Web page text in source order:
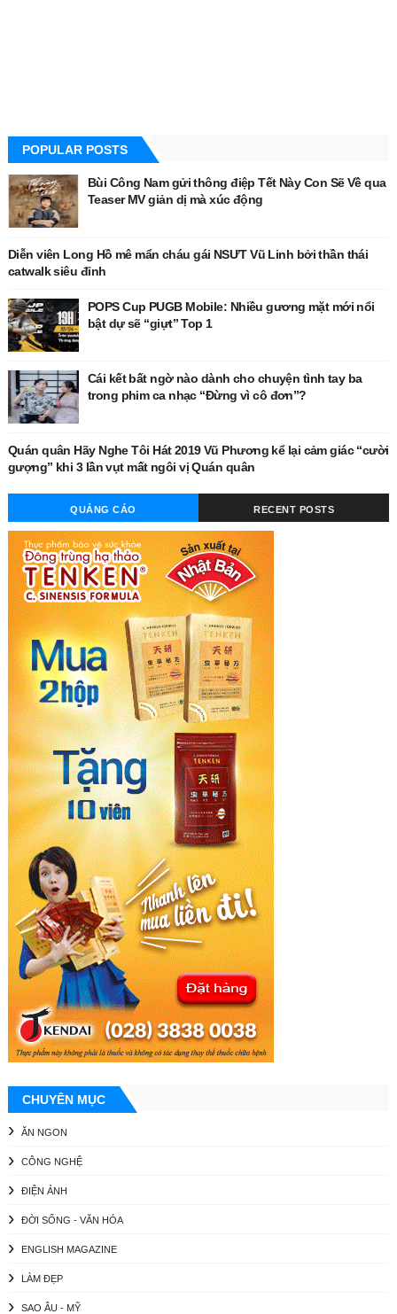
POPULAR POSTS
Bùi Công Nam gửi thông điệp Tết Này Con Sẽ Về qua
Teaser MV giản dị mà xúc động
Diễn viên Long Hồ mê mẩn cháu gái NSƯT Vũ Linh bởi thần thái
catwalk siêu đỉnh
POPS Cup PUGB Mobile: Nhiều gương mặt mới nổi
bật dự sẽ “giựt” Top 1
Cái kết bất ngờ nào dành cho chuyện tình tay ba
trong phim ca nhạc “Đừng vì cô đơn”?
Quán quân Hãy Nghe Tôi Hát 2019 Vũ Phương kể lại cảm giác “cười
gượng” khi 3 lần vụt mất ngôi vị Quán quân
QUẢNG CÁO RECENT POSTS
CHUYÊN MỤC
ĂN NGON
CÔNG NGHỆ
ĐIỆN ẢNH
ĐỜI SỐNG - VĂN HÓA
ENGLISH MAGAZINE
LÀM ĐẸP
SAO ÂU - MỸ